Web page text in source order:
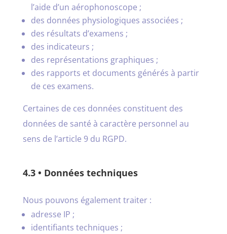
l’aide d’un aérophonoscope ;
des données physiologiques associées ;
des résultats d’examens ;
des indicateurs ;
des représentations graphiques ;
des rapports et documents générés à partir
de ces examens.
Certaines de ces données constituent des
données de santé à caractère personnel au
sens de l’article 9 du RGPD.
4.3 • Données techniques
Nous pouvons également traiter :
adresse IP ;
identifiants techniques ;